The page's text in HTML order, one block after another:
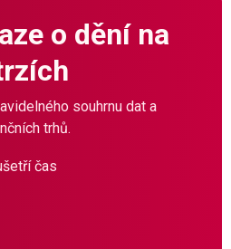
o dění na
souhrnu dat a
trhů.
čas